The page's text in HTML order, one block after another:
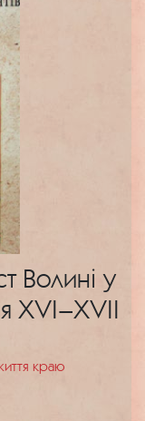
Волині у
XVI–XVII
краю